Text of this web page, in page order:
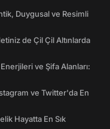
Duygusal ve Resimli
de Çil Çil Altınlarda
ve Şifa Alanları:
ve Twitter'da En
Hayatta En Sık